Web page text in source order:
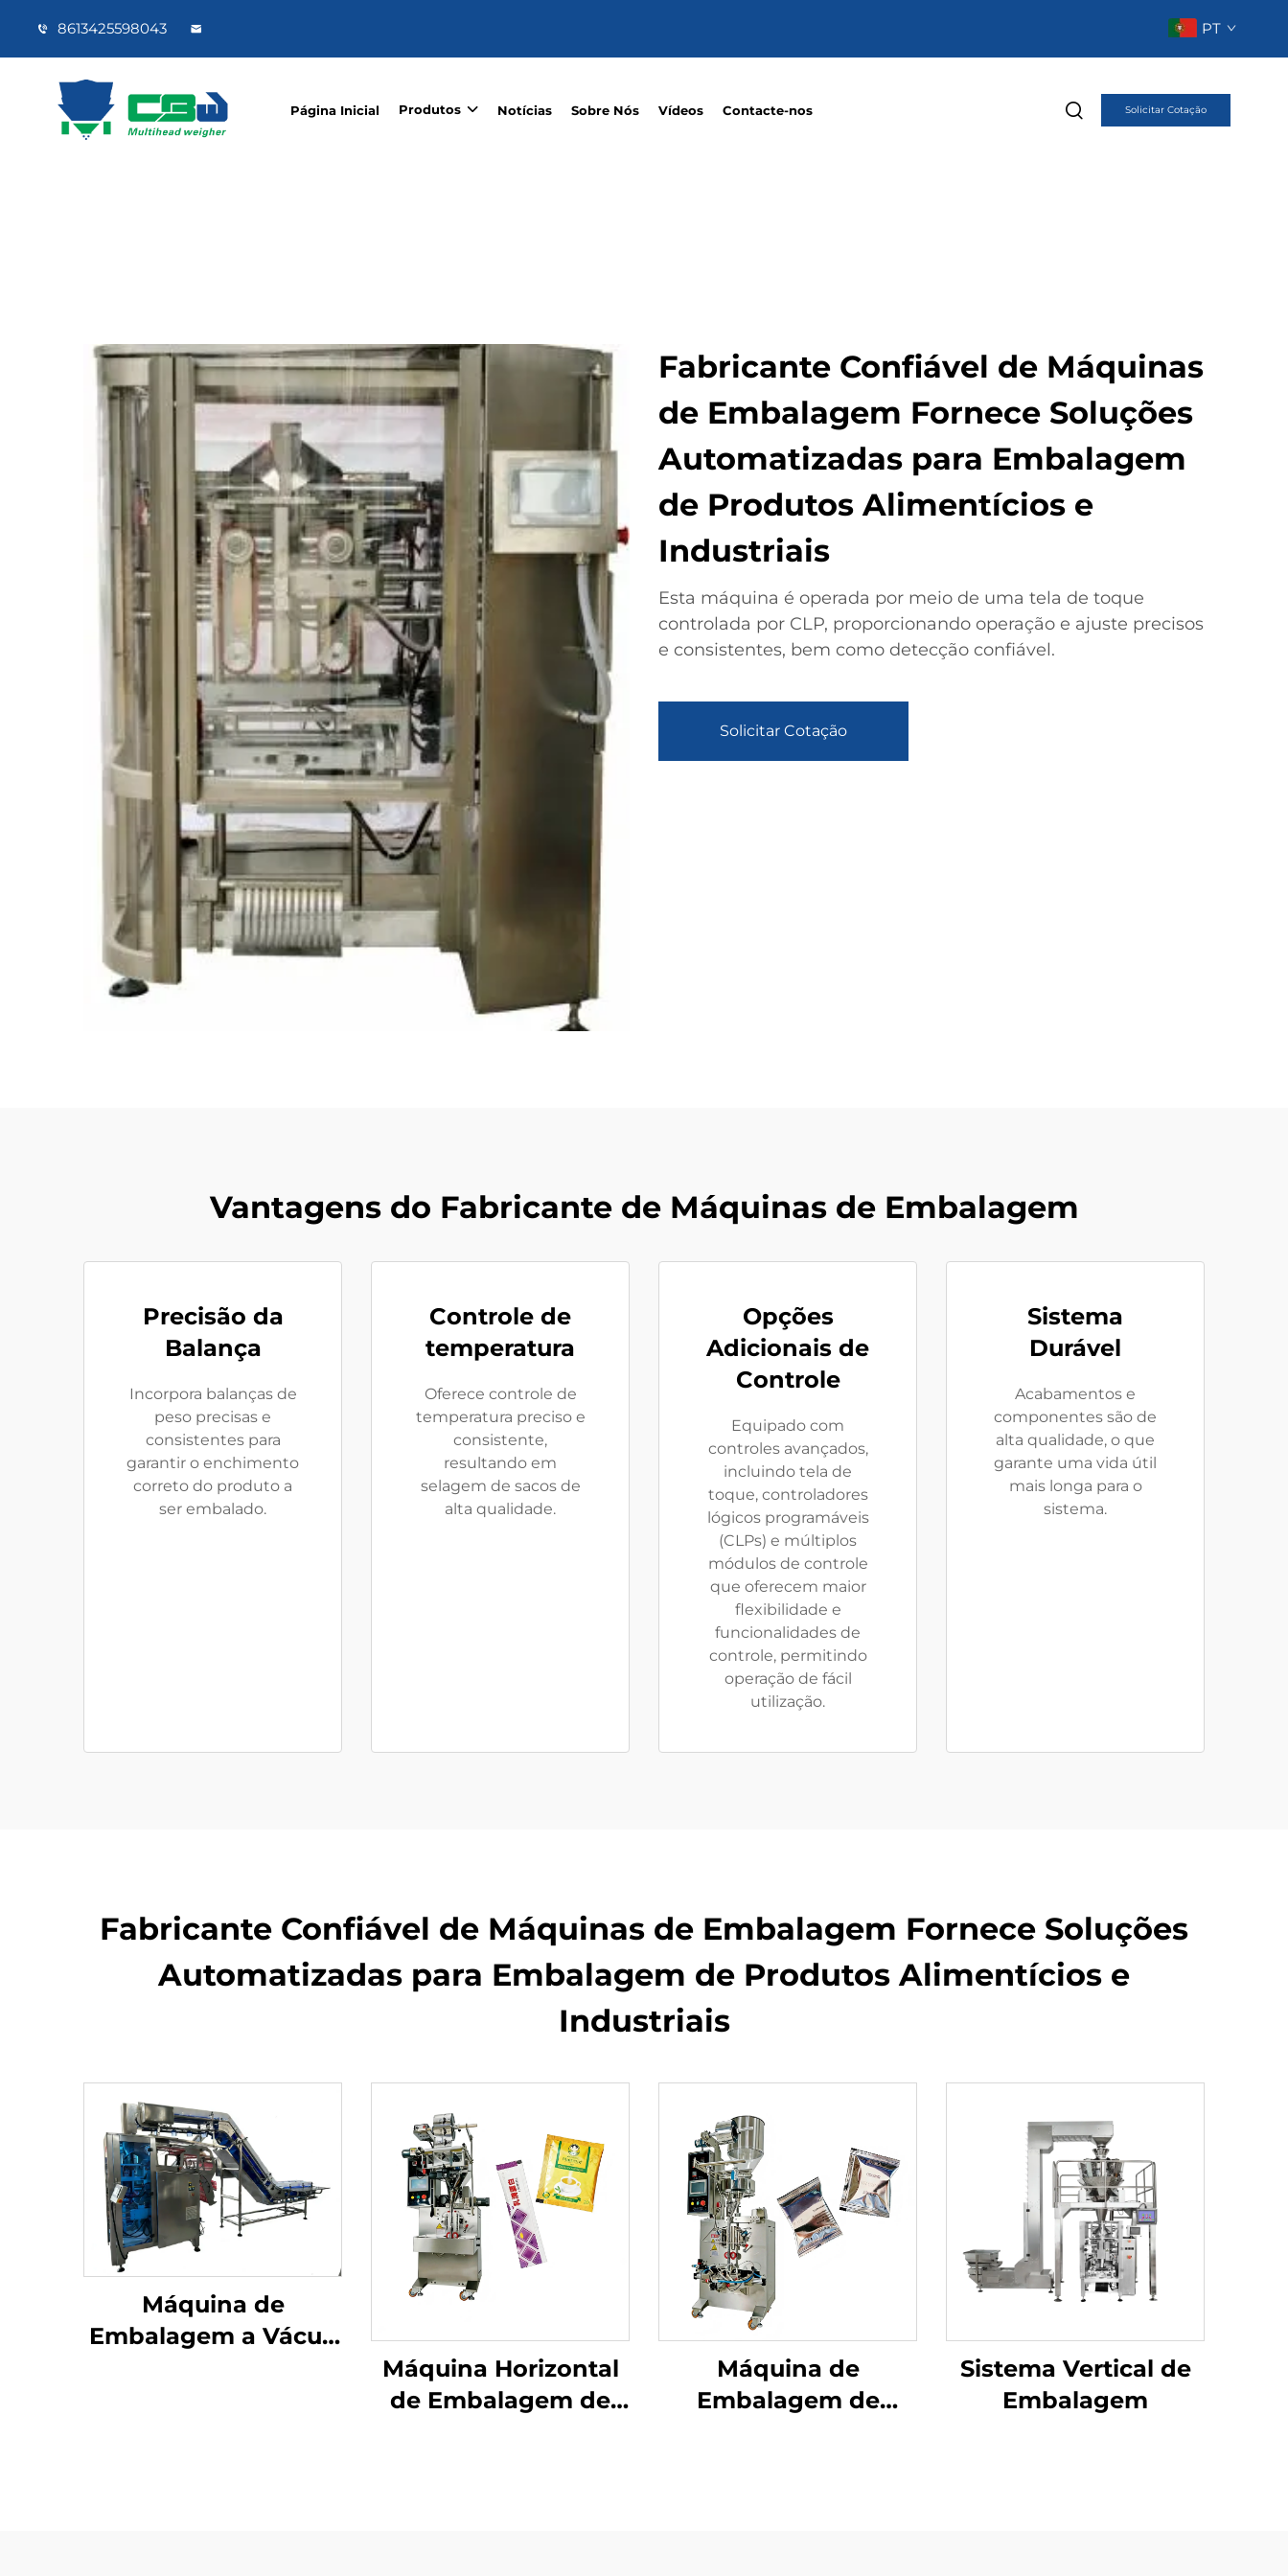
8613425598043 PT
Página Inicial Produtos Notícias Sobre Nós Vídeos Contacte-nos Solicitar Cotação
Fabricante Confiável de Máquinas
de Embalagem Fornece Soluções
Automatizadas para Embalagem
de Produtos Alimentícios e
Industriais
Esta máquina é operada por meio de uma tela de toque
controlada por CLP, proporcionando operação e ajuste precisos
e consistentes, bem como detecção confiável.
Solicitar Cotação
Vantagens do Fabricante de Máquinas de Embalagem
Precisão da
Balança
Incorpora balanças de
peso precisas e
consistentes para
garantir o enchimento
correto do produto a
ser embalado.
Controle de
temperatura
Oferece controle de
temperatura preciso e
consistente,
resultando em
selagem de sacos de
alta qualidade.
Opções
Adicionais de
Controle
Equipado com
controles avançados,
incluindo tela de
toque, controladores
lógicos programáveis
(CLPs) e múltiplos
módulos de controle
que oferecem maior
flexibilidade e
funcionalidades de
controle, permitindo
operação de fácil
utilização.
Sistema
Durável
Acabamentos e
componentes são de
alta qualidade, o que
garante uma vida útil
mais longa para o
sistema.
Fabricante Confiável de Máquinas de Embalagem Fornece Soluções
Automatizadas para Embalagem de Produtos Alimentícios e
Industriais
Máquina de
Embalagem a Vácuo
Máquina Horizontal
de Embalagem de
Máquina de
Embalagem de
Sistema Vertical de
Embalagem